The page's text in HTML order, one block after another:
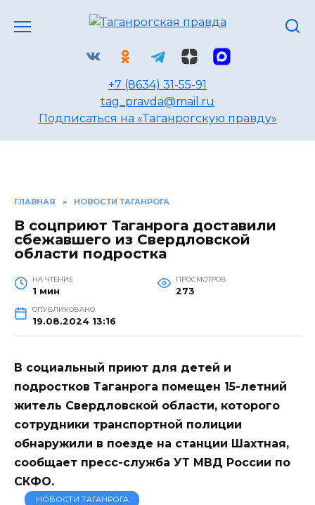
+7 (8634) 31-55-91
tag_pravda@mail.ru
Подписаться на «Таганрогскую правду»
ГЛАВНАЯ » НОВОСТИ ТАГАНРОГА
В соцприют Таганрога доставили
сбежавшего из Свердловской
области подростка
НА ЧТЕНИЕ
1 мин
ПРОСМОТРОВ
273
ОПУБЛИКОВАНО
19.08.2024 13:16
В социальный приют для детей и
подростков Таганрога помещен 15-летний
житель Свердловской области, которого
сотрудники транспортной полиции
обнаружили в поезде на станции Шахтная,
сообщает пресс-служба УТ МВД России по
СКФО.
НОВОСТИ ТАГАНРОГА